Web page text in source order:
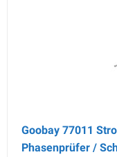
Goobay 77011
Phasenprüfer /